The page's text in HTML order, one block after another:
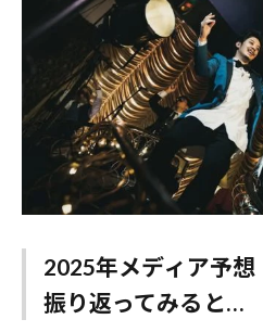
2025年メディア予
振り返ってみると…